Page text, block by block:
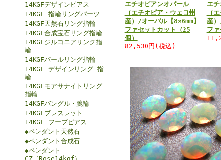
14KGFデザインピアス
14KGF 指輪リングパーツ
14KGF天然石リング指輪
14KGF合成宝石リング指輪
14KGFジルコニアリング指
輪
14KGFパールリング指輪
14KGF デザインリング 指
輪
14KGFモアサナイトリング
指輪
14KGFバングル・腕輪
14KGFブレスレット
14KGF フープピアス
◆ペンダント天然石
◆ペンダント合成石
◆ペンダント
CZ（Rose14kgf）
エチオピアンオパール
（エチオピア・ウェロ州
産）/オーバル【8×6mm】
ファセットカット（25
個）
82,530円(税込)
エ
（
産）
フ